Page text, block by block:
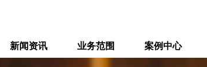
新闻资讯 业务范围 案例中心